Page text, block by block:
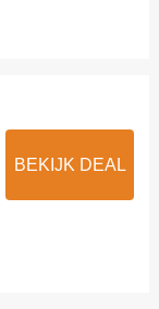
BEKIJK DEAL